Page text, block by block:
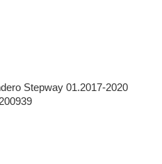
Stepway 01.2017-2020